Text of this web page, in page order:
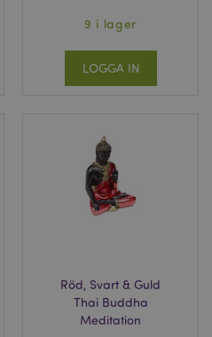
9 i lager
LOGGA IN
Röd, Svart & Guld
Thai Buddha
Meditation